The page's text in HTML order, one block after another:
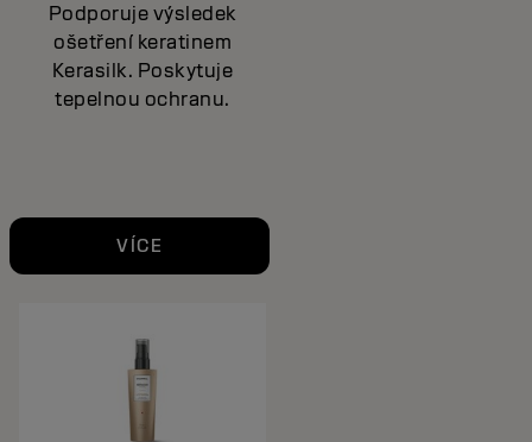
Podporuje výsledek
ošetření keratinem
Kerasilk. Poskytuje
tepelnou ochranu.
VÍCE